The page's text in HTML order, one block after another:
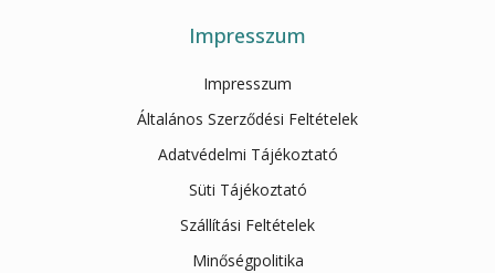
Impresszum
Impresszum
Általános Szerződési Feltételek
Adatvédelmi Tájékoztató
Süti Tájékoztató
Szállítási Feltételek
Minőségpolitika